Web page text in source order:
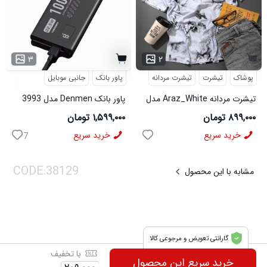
با تخفیف
خرید سریع این محصول
گارانتی تعویض و مرجوعی کالا
۳
پاور بانک جانبی موبایل
پاور بانک Denmen مدل 3993
۱,۵۹۹,۰۰۰ تومان
خرید سریع 7
۲
پوشاک تیشرت تیشرت مردانه
تیشرت مردانه Araz_White مدل
3992
۸۹۹,۰۰۰ تومان
خرید سریع
مشابه با این محصول